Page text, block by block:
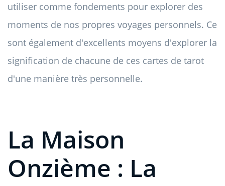
utiliser comme fondements pour explorer des
moments de nos propres voyages personnels. Ce
sont également d'excellents moyens d'explorer la
signification de chacune de ces cartes de tarot
d'une manière très personnelle.
La Maison
Onzième : La